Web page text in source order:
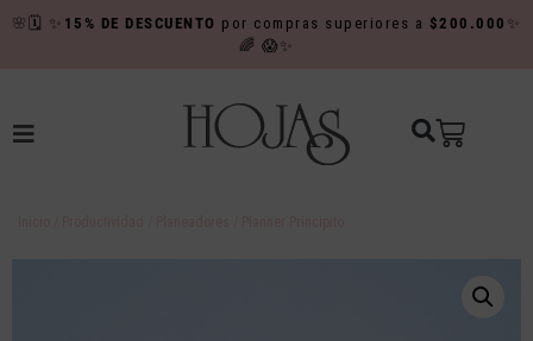
🌸 🗓️ ✨ 15% DE DESCUENTO por compras superiores a $200.000 ✨
🌈 😱✨